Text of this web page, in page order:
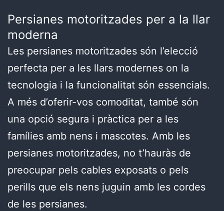
Persianes motoritzades per a la llar
moderna
Les persianes motoritzades són l’elecció
perfecta per a les llars modernes on la
tecnologia i la funcionalitat són essencials.
A més d’oferir-vos comoditat, també són
una opció segura i pràctica per a les
famílies amb nens i mascotes. Amb les
persianes motoritzades, no t’hauràs de
preocupar pels cables exposats o pels
perills que els nens juguin amb les cordes
de les persianes.